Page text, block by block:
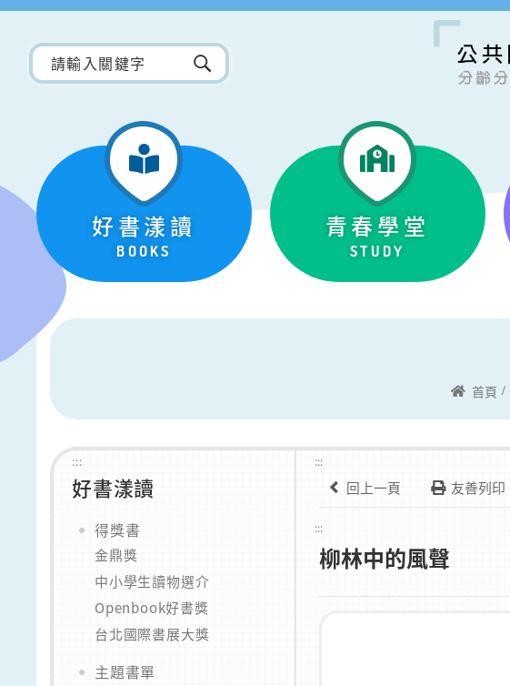
好書漾讀
BOOKS
青春學堂
STUDY
首頁
:::
好書漾讀
得獎書
金鼎獎
中小學生讀物選介
Openbook好書獎
台北國際書展大獎
主題書單
:::
回上一頁 友善列印
:::
柳林中的風聲